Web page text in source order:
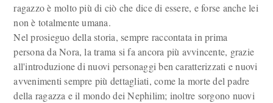
ragazzo è molto più di ciò che dice di essere, e forse anche lei
non è totalmente umana.
Nel prosieguo della storia, sempre raccontata in prima
persona da Nora, la trama si fa ancora più avvincente, grazie
all'introduzione di nuovi personaggi ben caratterizzati e nuovi
avvenimenti sempre più dettagliati, come la morte del padre
della ragazza e il mondo dei Nephilim; inoltre sorgono nuovi